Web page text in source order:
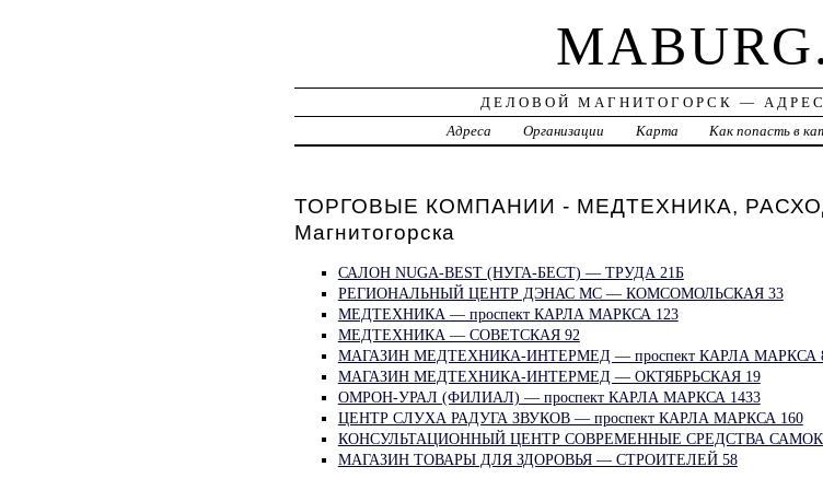
ДЕЛОВОЙ МАГНИТОГОРСК —
Адреса
Организации Карта Как попасть в
ТОРГОВЫЕ КОМПАНИИ - МЕДТЕХНИКА,
Магнитогорска
САЛОН NUGA-BEST (НУГА-БЕСТ) — ТРУДА 21Б
РЕГИОНАЛЬНЫЙ ЦЕНТР ДЭНАС МС — КОМСОМОЛЬСКАЯ 33
МЕДТЕХНИКА — проспект КАРЛА МАРКСА 123
МЕДТЕХНИКА — СОВЕТСКАЯ 92
МАГАЗИН МЕДТЕХНИКА-ИНТЕРМЕД — проспект КАРЛА МАРКСА
МАГАЗИН МЕДТЕХНИКА-ИНТЕРМЕД — ОКТЯБРЬСКАЯ 19
ОМРОН-УРАЛ (ФИЛИАЛ) — проспект КАРЛА МАРКСА 1433
ЦЕНТР СЛУХА РАДУГА ЗВУКОВ — проспект КАРЛА МАРКСА 160
КОНСУЛЬТАЦИОННЫЙ ЦЕНТР СОВРЕМЕННЫЕ СРЕДСТВА
МАГАЗИН ТОВАРЫ ДЛЯ ЗДОРОВЬЯ — СТРОИТЕЛЕЙ 58